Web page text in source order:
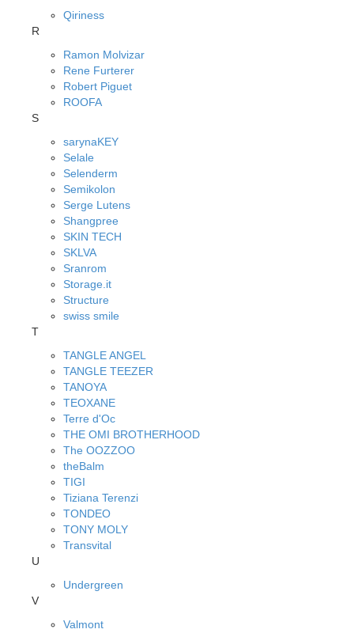
Qiriness
R
Ramon Molvizar
Rene Furterer
Robert Piguet
ROOFA
S
sarynaKEY
Selale
Selenderm
Semikolon
Serge Lutens
Shangpree
SKIN TECH
SKLVA
Sranrom
Storage.it
Structure
swiss smile
T
TANGLE ANGEL
TANGLE TEEZER
TANOYA
TEOXANE
Terre d'Oc
THE OMI BROTHERHOOD
The OOZZOO
theBalm
TIGI
Tiziana Terenzi
TONDEO
TONY MOLY
Transvital
U
Undergreen
V
Valmont